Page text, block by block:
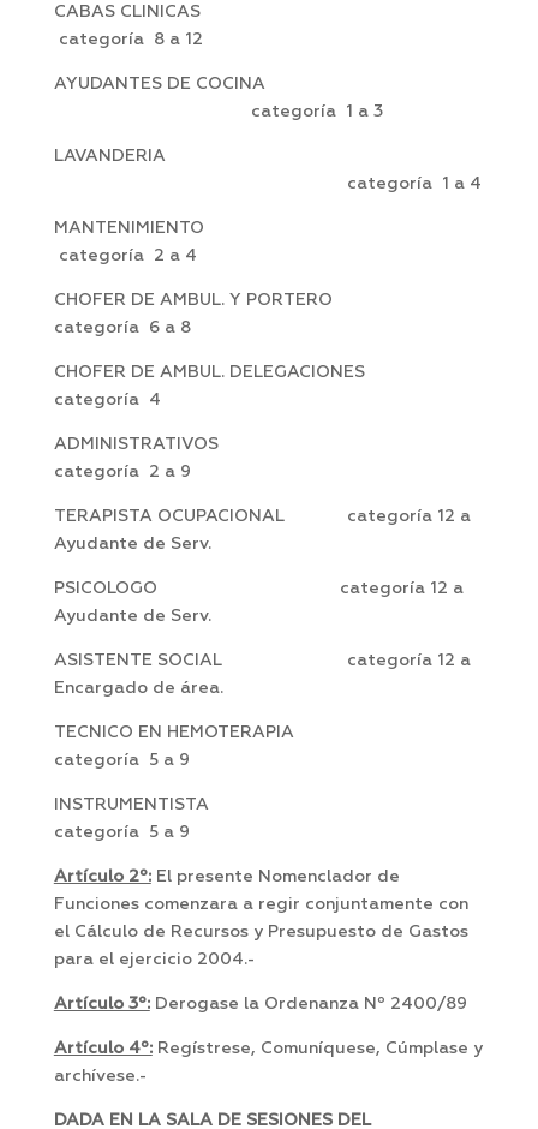
CABAS CLINICAS
categoría 8 a 12
AYUDANTES DE COCINA
categoría 1 a 3
LAVANDERIA
categoría 1 a 4
MANTENIMIENTO
categoría 2 a 4
CHOFER DE AMBUL. Y PORTERO
categoría 6 a 8
CHOFER DE AMBUL. DELEGACIONES
categoría 4
ADMINISTRATIVOS
categoría 2 a 9
TERAPISTA OCUPACIONAL categoría 12 a
Ayudante de Serv.
PSICOLOGO categoría 12 a
Ayudante de Serv.
ASISTENTE SOCIAL categoría 12 a
Encargado de área.
TECNICO EN HEMOTERAPIA
categoría 5 a 9
INSTRUMENTISTA
categoría 5 a 9
Artículo 2º:El presente Nomenclador de
Funciones comenzara a regir conjuntamente con
el Cálculo de Recursos y Presupuesto de Gastos
para el ejercicio 2004.-
Artículo 3º:Derogase la Ordenanza Nº 2400/89
Artículo 4º:Regístrese, Comuníquese, Cúmplase y
archívese.-
DADA EN LA SALA DE SESIONES DEL